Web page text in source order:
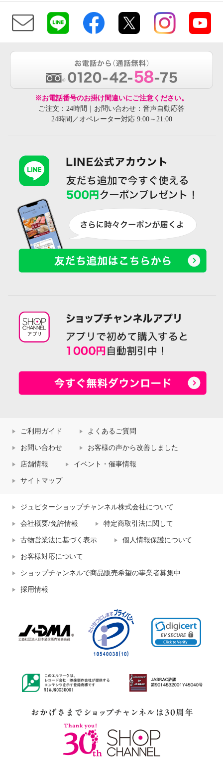
※お電話番号のお掛け間違いにご注意ください。
ご注文：24時間｜お問い合わせ：音声自動応答
24時間／オペレーター対応 9:00～21:00
ご利用ガイド よくあるご質問
お問い合わせ お客様の声から改善しました
店舗情報 イベント・催事情報
サイトマップ
ジュピターショップチャンネル株式会社について
会社概要/免許情報 特定商取引法に関して
古物営業法に基づく表示 個人情報保護について
お客様対応について
ショップチャンネルで商品販売希望の事業者募集中
採用情報